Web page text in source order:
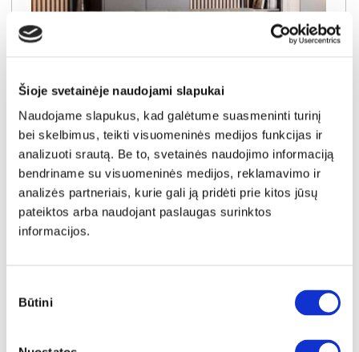
Šioje svetainėje naudojami slapukai
Naudojame slapukus, kad galėtume suasmeninti turinį
bei skelbimus, teikti visuomeninės medijos funkcijas ir
analizuoti srautą. Be to, svetainės naudojimo informaciją
bendriname su visuomeninės medijos, reklamavimo ir
analizės partneriais, kurie gali ją pridėti prie kitos jūsų
pateiktos arba naudojant paslaugas surinktos
informacijos.
pasirinkimas
Būtini
NAUJIENA YRA SANDĖLYJE
OTTO (II gr.) sofa-lova (Toro-45)
Išmatavimai: A:
Miegamoji dalis: